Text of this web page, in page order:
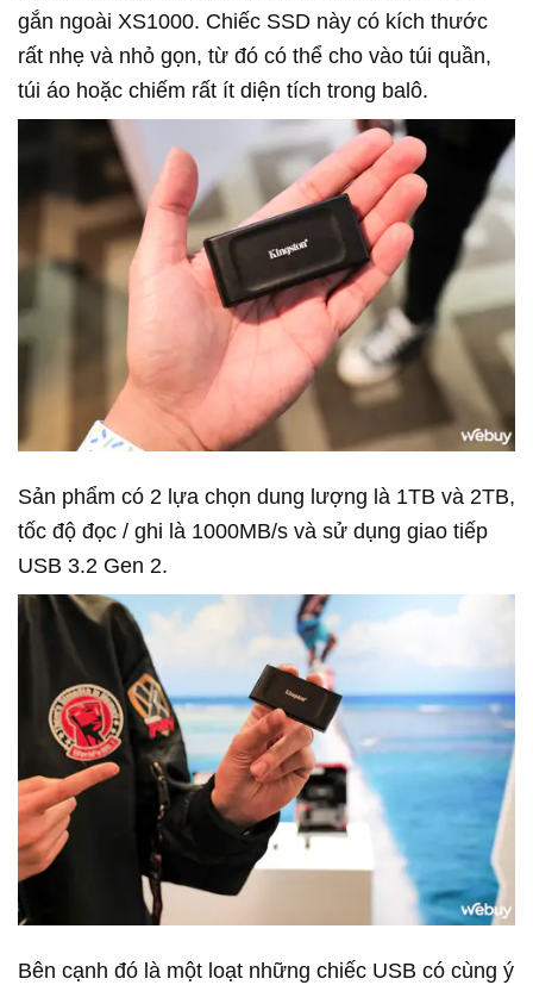
gắn ngoài XS1000. Chiếc SSD này có kích thước
rất nhẹ và nhỏ gọn, từ đó có thể cho vào túi quần,
túi áo hoặc chiếm rất ít diện tích trong balô.
Sản phẩm có 2 lựa chọn dung lượng là 1TB và 2TB,
tốc độ đọc / ghi là 1000MB/s và sử dụng giao tiếp
USB 3.2 Gen 2.
Bên cạnh đó là một loạt những chiếc USB có cùng ý